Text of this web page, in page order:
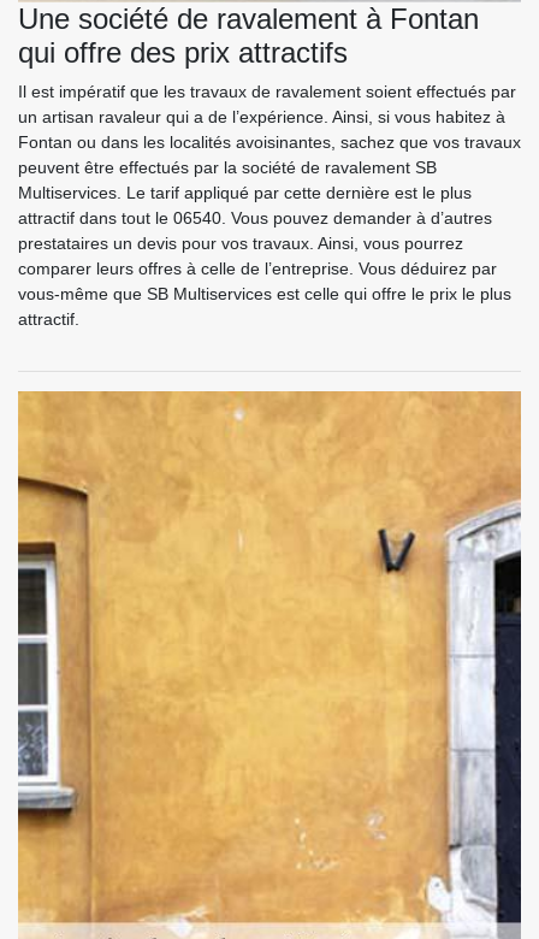
Une société de ravalement à Fontan
qui offre des prix attractifs
Il est impératif que les travaux de ravalement soient effectués par
un artisan ravaleur qui a de l’expérience. Ainsi, si vous habitez à
Fontan ou dans les localités avoisinantes, sachez que vos travaux
peuvent être effectués par la société de ravalement SB
Multiservices. Le tarif appliqué par cette dernière est le plus
attractif dans tout le 06540. Vous pouvez demander à d’autres
prestataires un devis pour vos travaux. Ainsi, vous pourrez
comparer leurs offres à celle de l’entreprise. Vous déduirez par
vous-même que SB Multiservices est celle qui offre le prix le plus
attractif.